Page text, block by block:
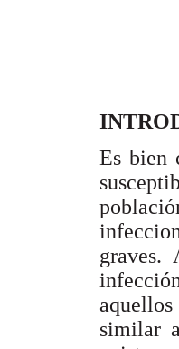
Es bien
graves.
similar